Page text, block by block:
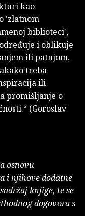
kao
'zlatnom
biblioteci',
i oblikuje
ili patnjom,
treba
ili
promišljanje o
(Goroslav
osnovu
i njihove dodatne
knjige, te se
dogovora s